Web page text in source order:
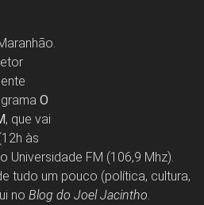
O
, que vai
às
Universidade FM (106,9 Mhz).
tudo um pouco (política, cultura,
no Blog do Joel Jacintho